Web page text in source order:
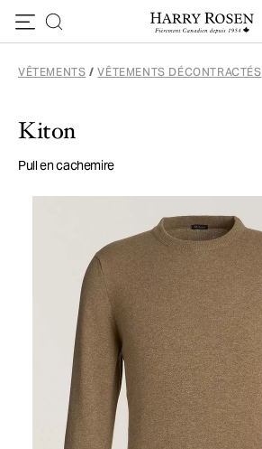
VÊTEMENTS / VÊTEMENTS DÉCONTRACTÉS
Kiton
Pull en cachemire